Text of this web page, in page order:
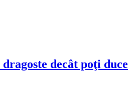
decât poţi duce